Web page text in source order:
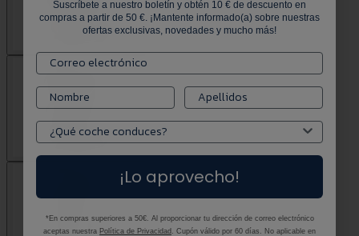
Suscríbete a nuestro boletín y obtén 10 € de descuento en
compras a partir de 50 €. ¡Mantente informado(a) sobre nuestras
ofertas exclusivas, novedades y mucho más!
¡Lo aprovecho!
*En compras superiores a 50€. Al proporcionar tu dirección de correo electrónico
aceptas nuestra Política de Privacidad . Cupón válido por 60 días. No aplicable en